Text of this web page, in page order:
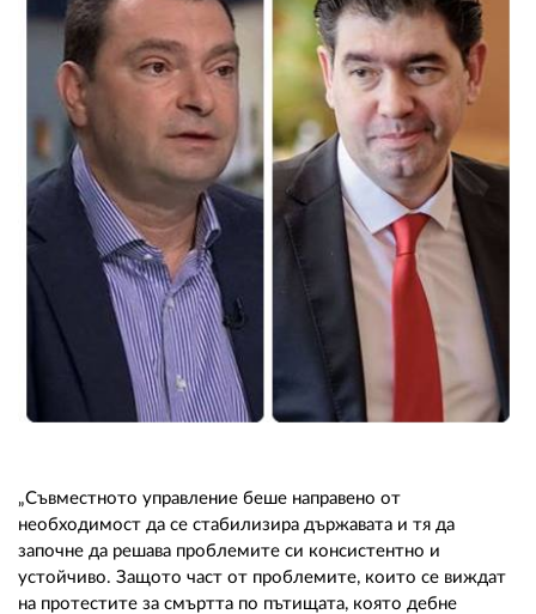
„Съвместното управление беше направено от
необходимост да се стабилизира държавата и тя да
започне да решава проблемите си консистентно и
устойчиво. Защото част от проблемите, които се виждат
на протестите за смъртта по пътищата, която дебне
АБОНАМЕНТ
УСЛОВИЯ ЗА ПОЛЗВАНЕ
ПОЛИТИКА ЗА БИСКВИТКИТЕ
ПОЛИТИКАТА ЗА
ПОВЕРИТЕЛНОСТ
02 975 20 35